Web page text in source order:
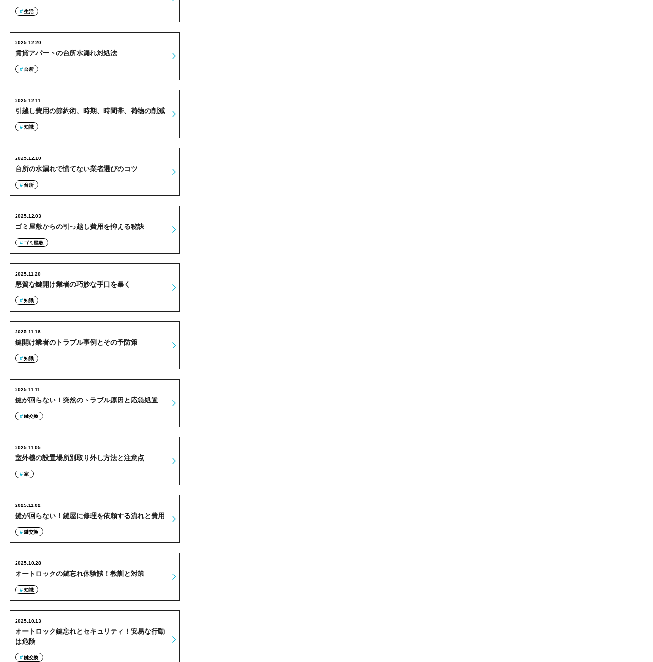
生活
賃貸アパートの台所水漏れ対処法
2025.12.20
台所
引越し費用の節約術、時期、時間帯、荷物の削減
2025.12.11
知識
台所の水漏れで慌てない業者選びのコツ
2025.12.10
台所
ゴミ屋敷からの引っ越し費用を抑える秘訣
2025.12.03
ゴミ屋敷
悪質な鍵開け業者の巧妙な手口を暴く
2025.11.20
知識
鍵開け業者のトラブル事例とその予防策
2025.11.18
知識
鍵が回らない！突然のトラブル原因と応急処置
2025.11.11
鍵交換
室外機の設置場所別取り外し方法と注意点
2025.11.05
家
鍵が回らない！鍵屋に修理を依頼する流れと費用
2025.11.02
鍵交換
オートロックの鍵忘れ体験談！教訓と対策
2025.10.28
知識
オートロック鍵忘れとセキュリティ！安易な行動
は危険
2025.10.13
鍵交換